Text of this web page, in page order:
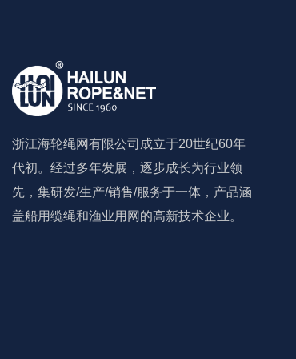
铅芯组合绳
尼龙(PA)无结网
涤纶(PET)无结网
浙江海轮绳网有限公司成立于20世纪60年
代初。经过多年发展，逐步成长为行业领
先，集研发/生产/销售/服务于一体，产品涵
盖船用缆绳和渔业用网的高新技术企业。